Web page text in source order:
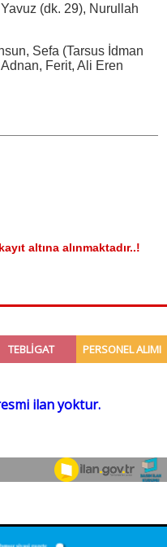
(dk. 29), Nurullah
Sefa (Tarsus İdman
Ferit, Ali Eren
altına alınmaktadır..!